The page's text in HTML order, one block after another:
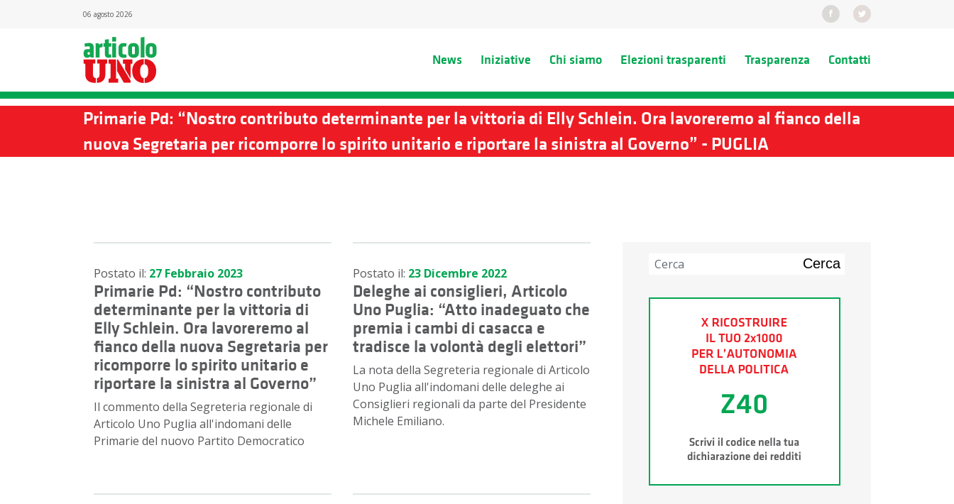
06 agosto 2026
News Iniziative Chi siamo Elezioni trasparenti Trasparenza Contatti
Primarie Pd: “Nostro contributo determinante per la vittoria di Elly Schlein. Ora lavoreremo al fianco della
nuova Segretaria per ricomporre lo spirito unitario e riportare la sinistra al Governo” - PUGLIA
Postato il: 27 Febbraio 2023
Primarie Pd: “Nostro contributo
determinante per la vittoria di
Elly Schlein. Ora lavoreremo al
fianco della nuova Segretaria per
ricomporre lo spirito unitario e
riportare la sinistra al Governo”
Il commento della Segreteria regionale di
Articolo Uno Puglia all'indomani delle
Primarie del nuovo Partito Democratico
Postato il: 23 Dicembre 2022
Deleghe ai consiglieri, Articolo
Uno Puglia: “Atto inadeguato che
premia i cambi di casacca e
tradisce la volontà degli elettori”
La nota della Segreteria regionale di Articolo
Uno Puglia all'indomani delle deleghe ai
Consiglieri regionali da parte del Presidente
Michele Emiliano.
Cerca